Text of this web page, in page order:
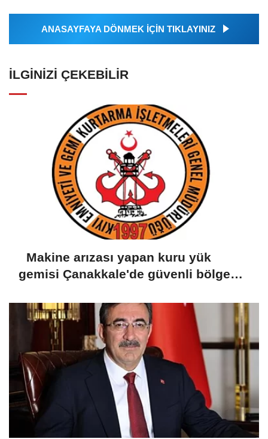
ANASAYFAYA DÖNMEK İÇİN TIKLAYINIZ
İLGINIZI ÇEKEBILIR
Makine arızası yapan kuru yük
gemisi Çanakkale'de güvenli bölgeye